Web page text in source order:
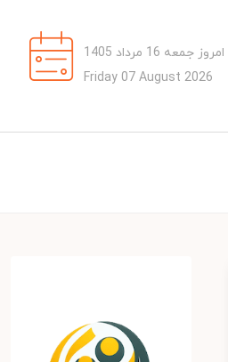
امروز جمعه 16 مرداد 1405
Friday 07 August 2026